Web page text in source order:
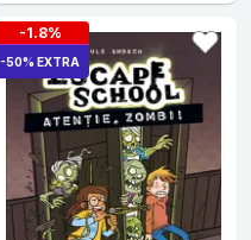
-1.8%
-50% EXTRA